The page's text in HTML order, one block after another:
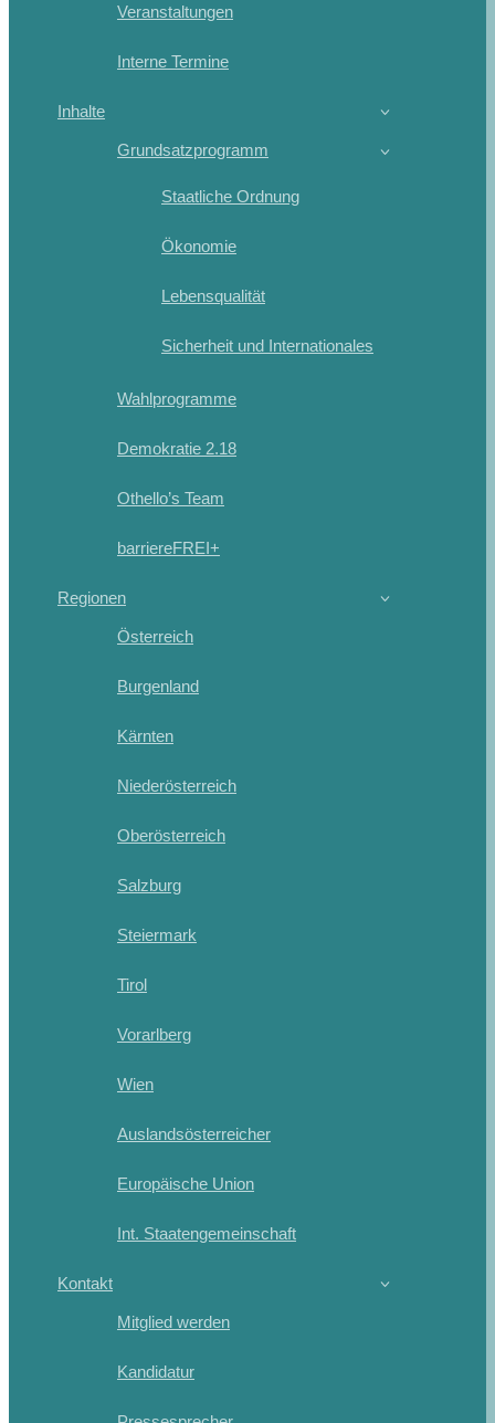
Veranstaltungen
Interne Termine
Inhalte
Grundsatzprogramm
Staatliche Ordnung
Ökonomie
Lebensqualität
Sicherheit und Internationales
Wahlprogramme
Demokratie 2.18
Othello’s Team
barriereFREI+
Regionen
Österreich
Burgenland
Kärnten
Niederösterreich
Oberösterreich
Salzburg
Steiermark
Tirol
Vorarlberg
Wien
Auslandsösterreicher
Europäische Union
Int. Staatengemeinschaft
Kontakt
Mitglied werden
Kandidatur